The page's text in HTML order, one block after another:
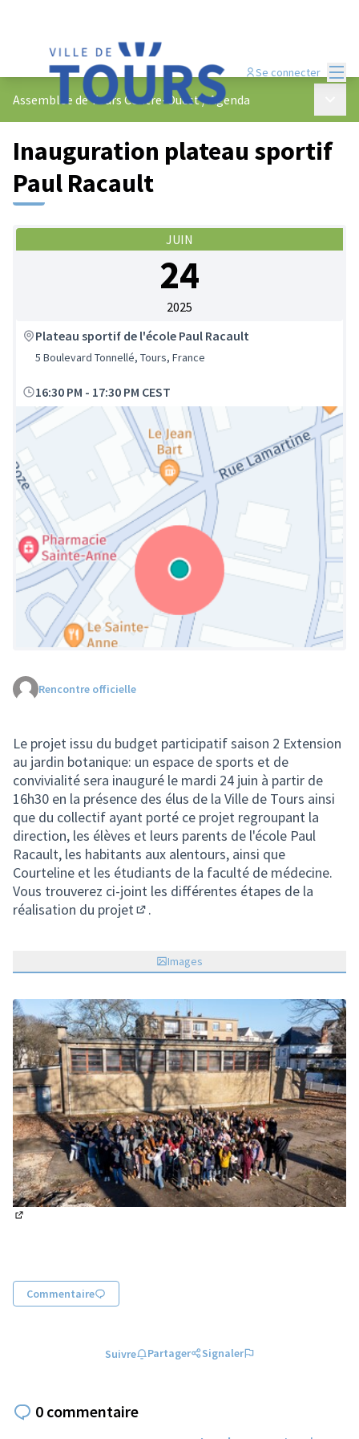
Se connecter
Assemblée de Tours Centre-Ouest/Agenda
Inauguration plateau sportif
Paul Racault
JUIN
24
2025
Plateau sportif de l'école Paul Racault
5 Boulevard Tonnellé, Tours, France
16:30 PM - 17:30 PM CEST
(Lien externe)
Rencontre officielle
Le projet issu du budget participatif saison 2 Extension
au jardin botanique: un espace de sports et de
convivialité sera inauguré le mardi 24 juin à partir de
16h30 en la présence des élus de la Ville de Tours ainsi
que du collectif ayant porté ce projet regroupant la
direction, les élèves et leurs parents de l'école Paul
Racault, les habitants aux alentours, ainsi que
Courteline et les étudiants de la faculté de médecine.
Vous trouverez ci-joint les différentes étapes de la
réalisation du projet
.
Images
Commentaire
Suivre Partager Signaler
0 commentaire